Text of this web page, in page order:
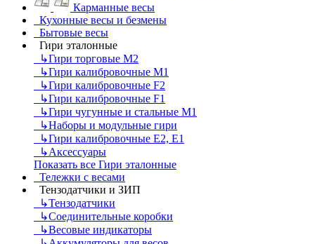
Карманные весы
Кухонные весы и безмены
Бытовые весы
Гири эталонные
↳Гири торговые М2
↳Гири калибровочные М1
↳Гири калибровочные F2
↳Гири калибровочные F1
↳Гири чугунные и стальные М1
↳Наборы и модульные гири
↳Гири калибровочные E2, Е1
↳Аксессуары
Показать все Гири эталонные
Тележки с весами
Тензодатчики и ЗИП
↳Тензодатчики
↳Соединительные коробки
↳Весовые индикаторы